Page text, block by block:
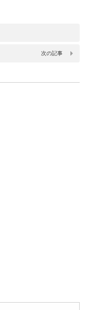
次の記事